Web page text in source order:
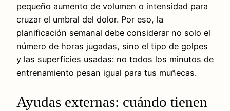
pequeño aumento de volumen o intensidad para
cruzar el umbral del dolor. Por eso, la
planificación semanal debe considerar no solo el
número de horas jugadas, sino el tipo de golpes
y las superficies usadas: no todos los minutos de
entrenamiento pesan igual para tus muñecas.
Ayudas externas: cuándo tienen